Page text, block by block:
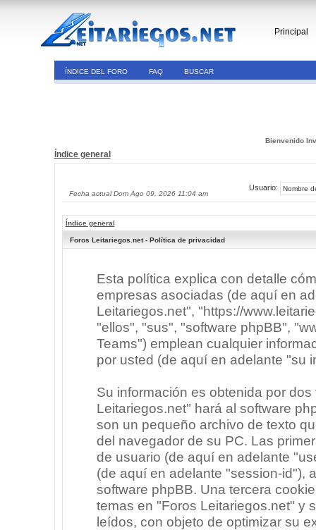
Principal
ÍNDICE DEL FORO FAQ BUSCAR
Bienvenido
Índice general
Fecha actual Dom Ago 09, 2026 11:04 am
Usuario:
Índice general
Foros Leitariegos.net - Política de privacidad
Esta política explica con detalle
empresas asociadas (de aquí en
Leitariegos.net", "https://
"ellos", "sus", "software phpBB",
Teams") emplean cualquier
por usted (de aquí en adelante "su
Su información es obtenida por
Leitariegos.net" hará al software
son un pequeño archivo de texto
del navegador de su PC. Las
de usuario (de aquí en adelante
(de aquí en adelante "session-id"),
software phpBB. Una tercera
temas en "Foros Leitariegos.net" y
leídos, con objeto de optimizar su